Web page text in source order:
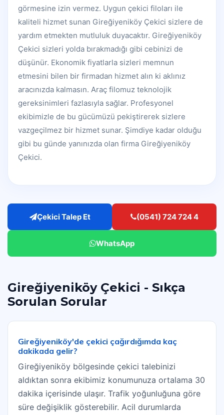
görmesine izin vermez. Uygun çekici filoları ile
kaliteli hizmet sunan Gireğiyeniköy Çekici sizlere de
yardım etmekten mutluluk duyacaktır. Gireğiyeniköy
Çekici sizleri yolda bırakmadığı gibi cebinizi de
düşünür. Ekonomik fiyatlarla sizleri memnun
etmesini bilen bir firmadan hizmet alın ki aklınız
aracınızda kalmasın. Araç filomuz teknolojik
gereksinimleri fazlasıyla sağlar. Profesyonel
ekibimizle de bu gücümüzü pekiştirerek sizlere
vazgeçilmez bir hizmet sunar. Şimdiye kadar olduğu
gibi bu günde yanınızda olan firma Gireğiyeniköy
Çekici.
Çekici Talep Et (0541) 724 724 4
WhatsApp
Gireğiyeniköy Çekici - Sıkça
Sorulan Sorular
Gireğiyeniköy'de çekici çağırdığımda kaç
dakikada gelir?
Gireğiyeniköy bölgesinde çekici talebinizi
aldıktan sonra ekibimiz konumunuza ortalama 30
dakika içerisinde ulaşır. Trafik yoğunluğuna göre
süre değişiklik gösterebilir. Acil durumlarda